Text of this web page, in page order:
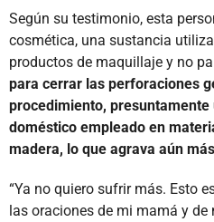
Según su testimonio, esta
cosmética, una sustancia
productos de maquillaje y no
para cerrar las perforaciones
procedimiento,
doméstico empleado en
madera, lo que agrava aún
“Ya no quiero sufrir más. Esto
las oraciones de mi mamá y